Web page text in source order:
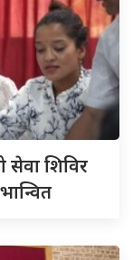
सेवा शिविर